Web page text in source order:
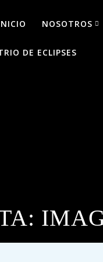
NOSOTROS
DE ECLIPSES